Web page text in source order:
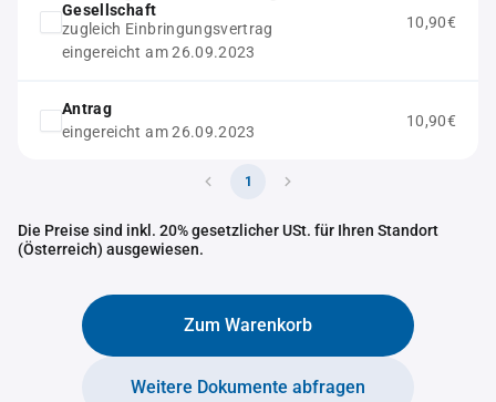
Gesellschaft
zugleich Einbringungsvertrag
eingereicht am 26.09.2023
10,90€
Antrag
eingereicht am 26.09.2023
10,90€
1
Die Preise sind inkl. 20% gesetzlicher USt. für Ihren Standort
(Österreich) ausgewiesen.
Zum Warenkorb
Weitere Dokumente abfragen